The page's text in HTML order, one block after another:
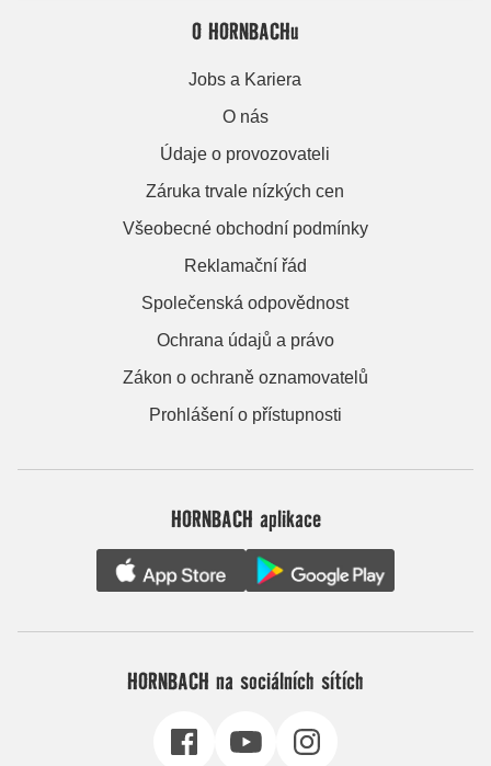
O HORNBACHu
Jobs a Kariera
O nás
Údaje o provozovateli
Záruka trvale nízkých cen
Všeobecné obchodní podmínky
Reklamační řád
Společenská odpovědnost
Ochrana údajů a právo
Zákon o ochraně oznamovatelů
Prohlášení o přístupnosti
HORNBACH aplikace
HORNBACH na sociálních sítích